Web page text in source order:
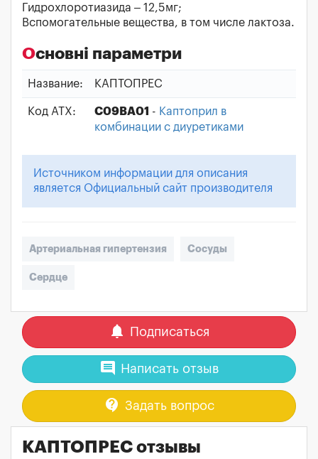
Гидрохлоротиазида – 12,5мг;
Вспомогательные вещества, в том числе лактоза.
Основні параметри
Название: КАПТОПРЕС
Код АТХ: C09BA01 - Каптоприл в
комбинации с диуретиками
Источником информации для описания
является Официальный сайт производителя
Артериальная гипертензия Сосуды
Сердце
notifications Подписаться
comment Написать отзыв
contact_support Задать вопрос
КАПТОПРЕС отзывы